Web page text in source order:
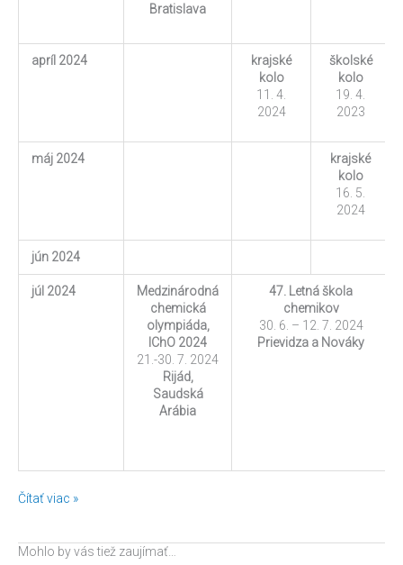
Bratislava
apríl 2024
krajské
kolo
11. 4.
2024
školské
kolo
19. 4.
2023
máj 2024
krajské
kolo
16. 5.
2024
jún 2024
júl 2024
Medzinárodná
chemická
olympiáda,
IChO 2024
21.-30. 7. 2024
Rijád,
Saudská
Arábia
47. Letná škola
chemikov
30. 6. – 12. 7. 2024
Prievidza a Nováky
Čítať viac »
Mohlo by vás tiež zaujímať…